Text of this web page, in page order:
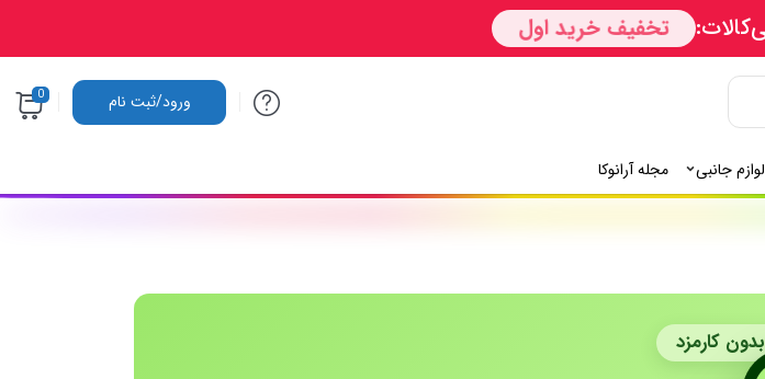
ورود/ثبت نام 0
لوازم جانبی مجله آرانوکا
بدون کارمزد